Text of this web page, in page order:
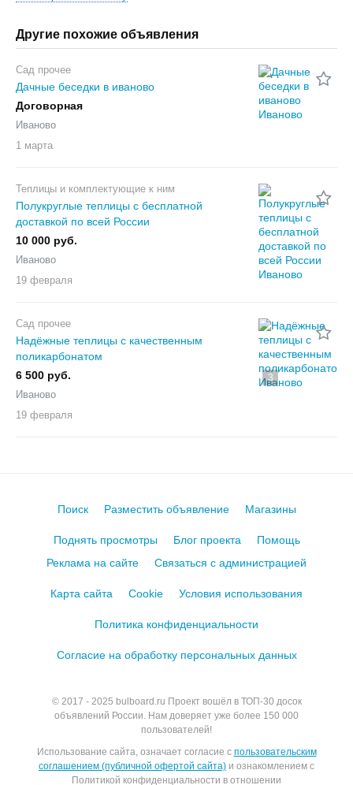
Другие похожие объявления
Сад прочее
Дачные беседки в иваново
Договорная
Иваново
1 марта
Теплицы и комплектующие к ним
Полукруглые теплицы с бесплатной
доставкой по всей России
10 000 руб.
Иваново
19 февраля
3
Сад прочее
Надёжные теплицы с качественным
поликарбонатом
6 500 руб.
Иваново
19 февраля
© 2017 - 2025 bulboard.ru Проект вошёл в ТОП-30 досок
объявлений России. Нам доверяет уже более 150 000
пользователей!
Использование сайта, означает согласие с пользовательским
соглашением (публичной офертой сайта) и ознакомлением с
Политикой конфиденциальности в отношении
Поиск Разместить объявление Магазины
Поднять просмотры Блог проекта
Помощь
Реклама на сайте
Связаться с администрацией
Карта сайта Cookie Условия использования
Политика конфиденциальности
Согласие на обработку персональных данных